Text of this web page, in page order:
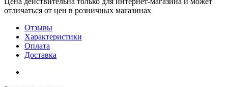
отличаться от цен в розничных магазинах
Отзывы
Характеристики
Оплата
Доставка